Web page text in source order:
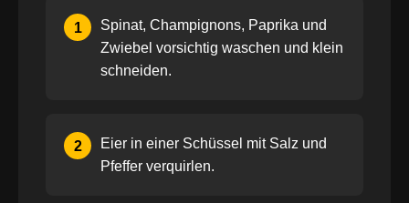
1
Spinat, Champignons, Paprika und
Zwiebel vorsichtig waschen und klein
schneiden.
2
Eier in einer Schüssel mit Salz und
Pfeffer verquirlen.